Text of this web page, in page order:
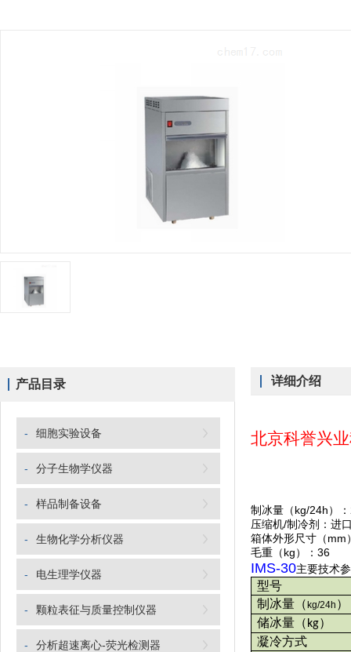
产品目录
- 细胞实验设备
- 分子生物学仪器
- 样品制备设备
- 生物化学分析仪器
- 电生理学仪器
- 颗粒表征与质量控制仪器
- 分析超速离心-荧光检测器
详细介绍
北京科誉兴
制冰量（kg/24h）
压缩机/制冷剂：进
箱体外形尺寸（mm
毛重（kg）：36
IMS-30主要技术
型号
制冰量 （kg/24h ）
储冰量 （ kg）
凝冷方式